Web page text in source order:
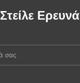
Στείλε Ερευνά